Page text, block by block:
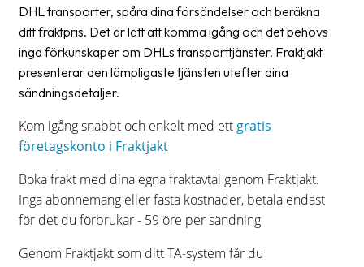
Paketering
Frakthandlingar
Skrivarinställningar
Leveransvillkor
Upphämtningar
Manualer
DHL transporter, spåra dina försändelser och beräkna
ditt fraktpris. Det är lätt att komma igång och det behövs
inga förkunskaper om DHLs transporttjänster. Fraktjakt
presenterar den lämpligaste tjänsten utefter dina
sändningsdetaljer.
Kom igång snabbt och enkelt med ett gratis
företagskonto i Fraktjakt
Boka frakt med dina egna fraktavtal genom Fraktjakt.
Inga abonnemang eller fasta kostnader, betala endast
för det du förbrukar - 59 öre per sändning
Genom Fraktjakt som ditt TA-system får du